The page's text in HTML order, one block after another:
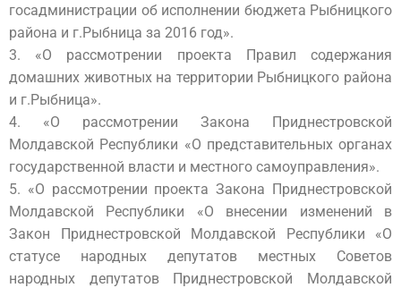
госадминистрации об исполнении бюджета Рыбницкого
района и г.Рыбница за 2016 год».
3. «О рассмотрении проекта Правил содержания
домашних животных на территории Рыбницкого района
и г.Рыбница».
4. «О рассмотрении Закона Приднестровской
Молдавской Республики «О представительных органах
государственной власти и местного самоуправления».
5. «О рассмотрении проекта Закона Приднестровской
Молдавской Республики «О внесении изменений в
Закон Приднестровской Молдавской Республики «О
статусе народных депутатов местных Советов
народных депутатов Приднестровской Молдавской